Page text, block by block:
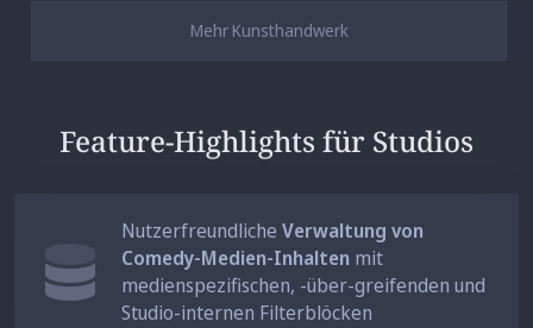
Mehr Kunsthandwerk
Feature-Highlights für Studios
Nutzerfreundliche Verwaltung von
Comedy-Medien-Inhalten mit
medienspezifischen, -über-greifenden und
Studio-internen Filterblöcken